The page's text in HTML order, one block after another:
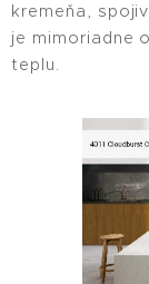
kremeňa,
je mimoriadne
teplu.